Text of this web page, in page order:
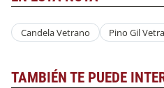
Candela Vetrano Pino Gil
TAMBIÉN TE PUEDE